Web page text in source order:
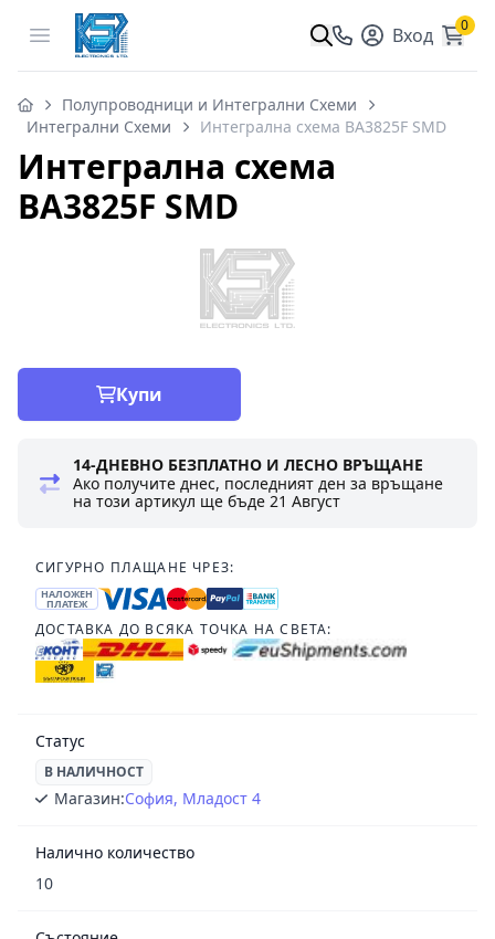
Open menu Вход 0
Полупроводници и Интегрални Схеми
Интегрални Схеми
Интегрална схема BA3825F SMD
Интегрална схема
BA3825F SMD
Купи
14-ДНЕВНО БЕЗПЛАТНО И ЛЕСНО ВРЪЩАНЕ
Ако получите днес, последният ден за връщане
на този артикул ще бъде21 Август
СИГУРНО ПЛАЩАНЕ ЧРЕЗ:
НАЛОЖЕН
ПЛАТЕЖ
ДОСТАВКА ДО ВСЯКА ТОЧКА НА СВЕТА:
Статус
В НАЛИЧНОСТ
Магазин:София, Младост 4
Налично количество
10